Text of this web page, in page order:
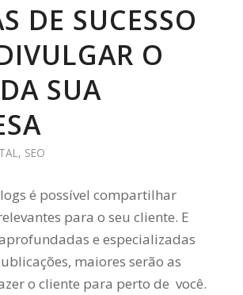
DE SUCESSO
O
SUA
, SEO
é possível compartilhar
para o seu cliente. E
e especializadas
maiores serão as
o cliente para perto de você.